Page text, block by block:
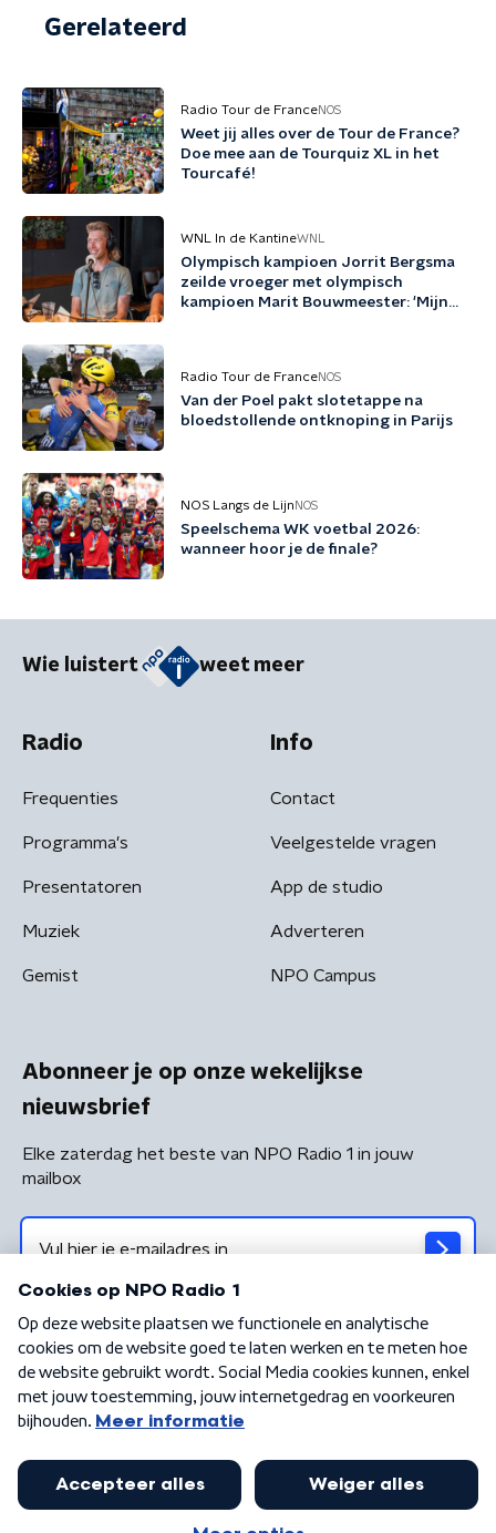
Gerelateerd
Radio Tour de FranceNOS
Weet jij alles over de Tour de France?
Doe mee aan de Tourquiz XL in het
Tourcafé!
WNL In de KantineWNL
Olympisch kampioen Jorrit Bergsma
zeilde vroeger met olympisch
kampioen Marit Bouwmeester: 'Mijn
Radio Tour de FranceNOS
Van der Poel pakt slotetappe na
bloedstollende ontknoping in Parijs
NOS Langs de Lijn NOS
Speelschema WK voetbal 2026:
wanneer hoor je de finale?
Wie luistert weet meer
Radio
Frequenties
Programma's
Presentatoren
Muziek
Gemist
Info
Contact
Veelgestelde vragen
App de studio
Adverteren
NPO Campus
Abonneer je op onze wekelijkse
nieuwsbrief
Elke zaterdag het beste van NPO Radio 1 in jouw
mailbox
Algemene voorwaarden